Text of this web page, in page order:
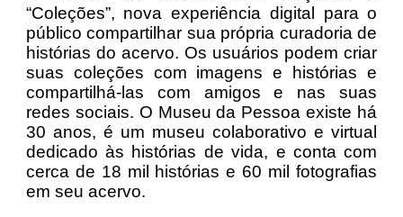
“Coleções”, nova experiência digital para o
público compartilhar sua própria curadoria de
histórias do acervo. Os usuários podem criar
suas coleções com imagens e histórias e
compartilhá-las com amigos e nas suas
redes sociais. O Museu da Pessoa existe há
30 anos, é um museu colaborativo e virtual
dedicado às histórias de vida, e conta com
cerca de 18 mil histórias e 60 mil fotografias
em seu acervo.